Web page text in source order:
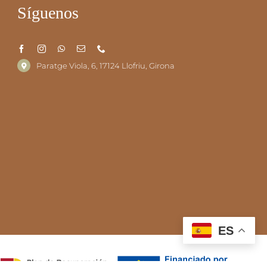
Síguenos
Paratge Viola, 6, 17124 Llofriu, Girona
ES